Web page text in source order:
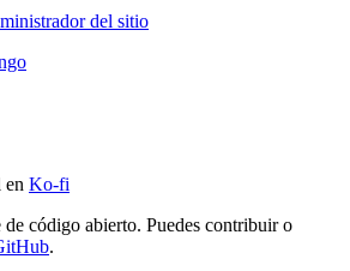
del sitio
en Ko-fi
código abierto. Puedes contribuir o
.